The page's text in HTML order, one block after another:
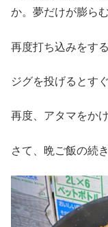
か。夢だけが膨らむ
再度打ち込みをす
ジグを投げるとす
再度、アタマをか
さて、晩ご飯の続き